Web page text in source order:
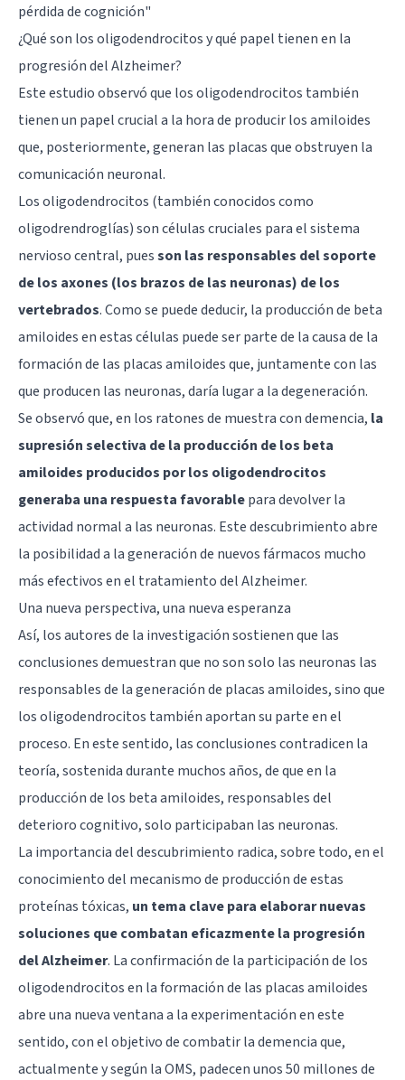
pérdida de cognición"
¿Qué son los oligodendrocitos y qué papel tienen en la
progresión del Alzheimer?
Este estudio observó que los oligodendrocitos también
tienen un papel crucial a la hora de producir los amiloides
que, posteriormente, generan las placas que obstruyen la
comunicación neuronal.
Los oligodendrocitos (también conocidos como
oligodrendroglías) son células cruciales para el sistema
nervioso central, puesson las responsables del soporte
de los axones (los brazos de las neuronas) de los
vertebrados. Como se puede deducir, la producción de beta
amiloides en estas células puede ser parte de la causa de la
formación de las placas amiloides que, juntamente con las
que producen las neuronas, daría lugar a la degeneración.
Se observó que, en los ratones de muestra con demencia, la
supresión selectiva de la producción de los beta
amiloides producidos por los oligodendrocitos
generaba una respuesta favorablepara devolver la
actividad normal a las neuronas. Este descubrimiento abre
la posibilidad a la generación de nuevos fármacos mucho
más efectivos en el tratamiento del Alzheimer.
Una nueva perspectiva, una nueva esperanza
Así, los autores de la investigación sostienen que las
conclusiones demuestran que no son solo las neuronas las
responsables de la generación de placas amiloides, sino que
los oligodendrocitos también aportan su parte en el
proceso. En este sentido, las conclusiones contradicen la
teoría, sostenida durante muchos años, de que en la
producción de los beta amiloides, responsables del
deterioro cognitivo, solo participaban las neuronas.
La importancia del descubrimiento radica, sobre todo, en el
conocimiento del mecanismo de producción de estas
proteínas tóxicas, un tema clave para elaborar nuevas
soluciones que combatan eficazmente la progresión
del Alzheimer. La confirmación de la participación de los
oligodendrocitos en la formación de las placas amiloides
abre una nueva ventana a la experimentación en este
sentido, con el objetivo de combatir la demencia que,
actualmente y según la OMS, padecen unos 50 millones de